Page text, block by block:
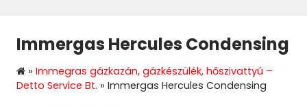
Immergas Hercules Condensing
» Immegras gázkazán, gázkészülék, hőszivattyú –
Detto Service Bt. » Immergas Hercules Condensing